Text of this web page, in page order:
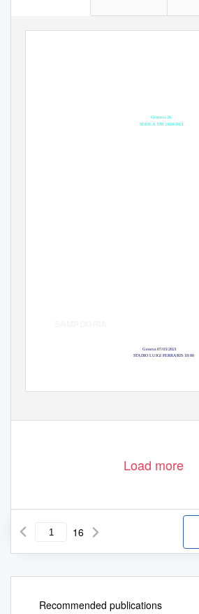
Giornata 26
SERIE A TIM 2020-2021
Genova 07/03/2021
STADIO LUIGI FERRARIS 18:00
Load more
16
Recommended publications